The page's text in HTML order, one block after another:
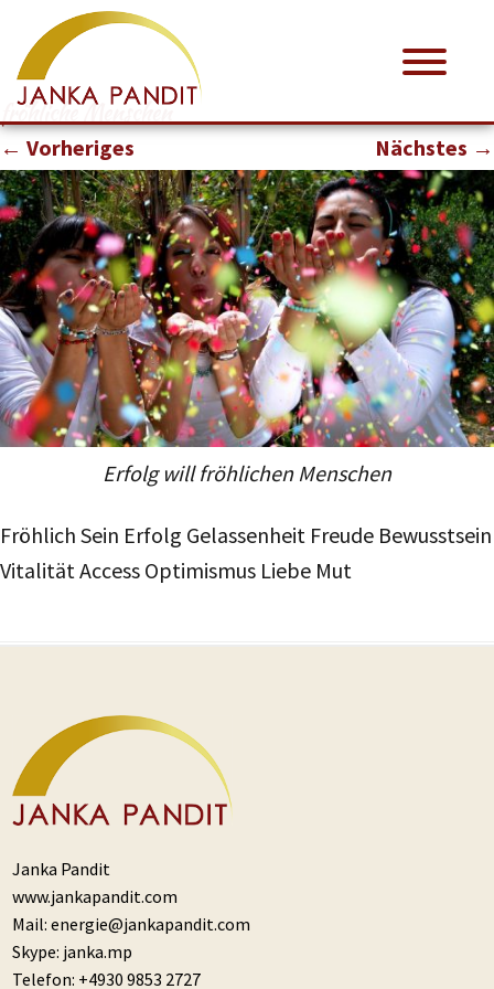
fröhliche Menschen
← Vorheriges Nächstes →
Erfolg will fröhlichen Menschen
Fröhlich Sein Erfolg Gelassenheit Freude Bewusstsein
Vitalität Access Optimismus Liebe Mut
Janka Pandit
www.jankapandit.com
Mail:energie@jankapandit.com
Skype: janka.mp
Telefon: +4930 9853 2727